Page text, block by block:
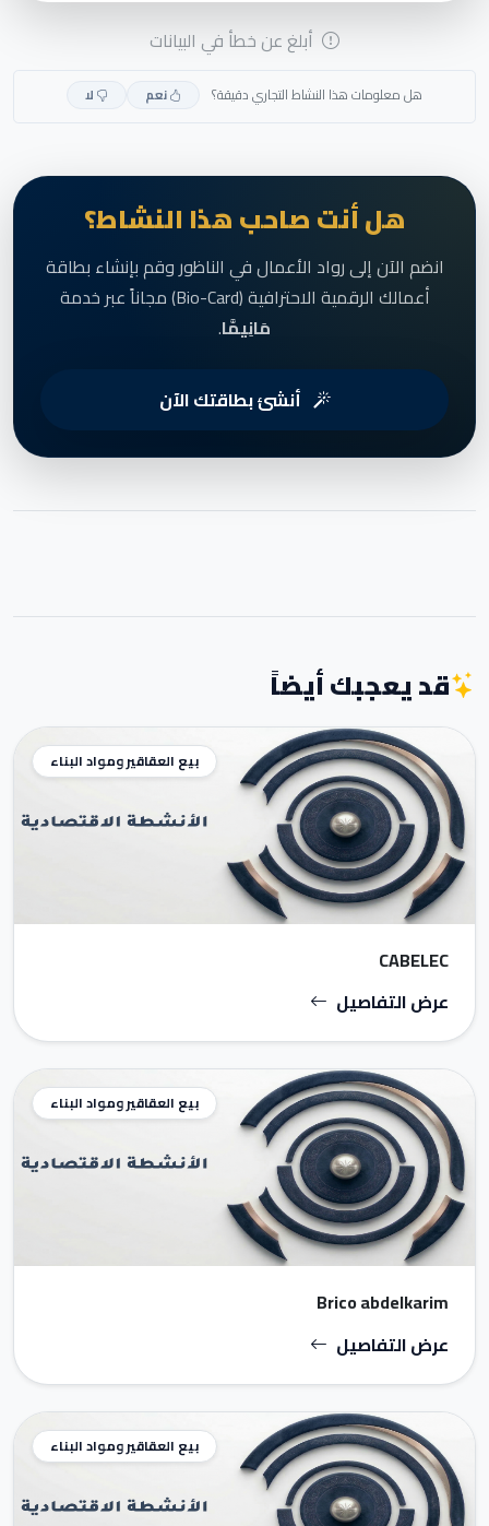
أبلغ عن خطأ في البيانات
هل معلومات هذا النشاط التجاري دقيقة؟ نعم لا
هل أنت صاحب هذا النشاط؟
انضم الآن إلى رواد الأعمال في الناظور وقم بإنشاء بطاقة
أعمالك الرقمية الاحترافية (Bio-Card) مجاناً عبر خدمة
مَانِيمَّا.
أنشئ بطاقتك الآن
قد يعجبك أيضاً
بيع العقاقير ومواد البناء
CABELEC
عرض التفاصيل
بيع العقاقير ومواد البناء
Brico abdelkarim
عرض التفاصيل
بيع العقاقير ومواد البناء